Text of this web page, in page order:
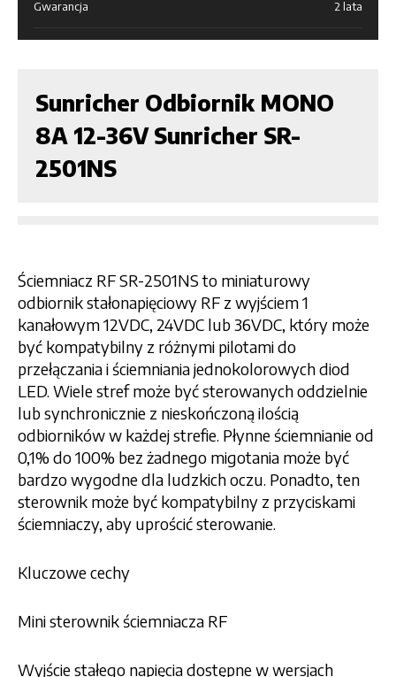
Gwarancja 2 lata
Sunricher Odbiornik MONO
8A 12-36V Sunricher SR-
2501NS
Ściemniacz RF SR-2501NS to miniaturowy
odbiornik stałonapięciowy RF z wyjściem 1
kanałowym 12VDC, 24VDC lub 36VDC, który może
być kompatybilny z różnymi pilotami do
przełączania i ściemniania jednokolorowych diod
LED. Wiele stref może być sterowanych oddzielnie
lub synchronicznie z nieskończoną ilością
odbiorników w każdej strefie. Płynne ściemnianie od
0,1% do 100% bez żadnego migotania może być
bardzo wygodne dla ludzkich oczu. Ponadto, ten
sterownik może być kompatybilny z przyciskami
ściemniaczy, aby uprościć sterowanie.
Kluczowe cechy
Mini sterownik ściemniacza RF
Wyjście stałego napięcia dostępne w wersjach